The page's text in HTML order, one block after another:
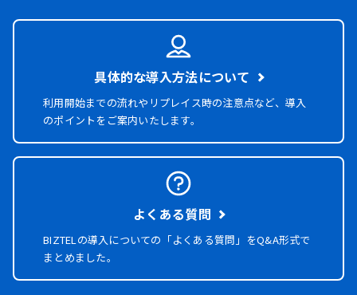
具体的な導入方法について
利用開始までの流れやリプレイス時の注意点など、導入
のポイントをご案内いたします。
よくある質問
BIZTELの導入についての「よくある質問」をQ&A形式で
まとめました。